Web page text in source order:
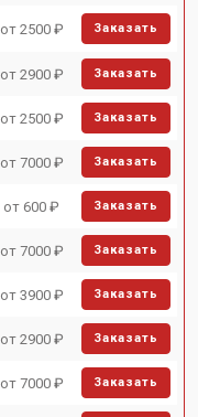
от 2500 ₽ Заказать
от 2900 ₽ Заказать
от 2500 ₽ Заказать
от 7000 ₽ Заказать
от 600 ₽ Заказать
от 7000 ₽ Заказать
от 3900 ₽ Заказать
от 2900 ₽ Заказать
от 7000 ₽ Заказать